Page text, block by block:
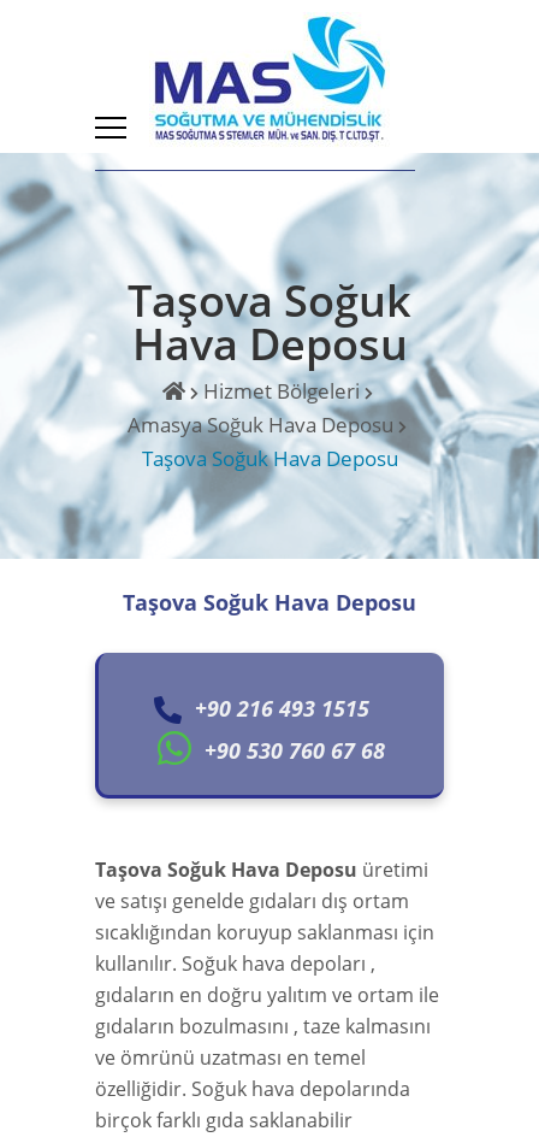
Taşova Soğuk
Hava Deposu
Hizmet Bölgeleri
Amasya Soğuk Hava Deposu
Taşova Soğuk Hava Deposu
Taşova Soğuk Hava Deposu
+90 216 493 1515
+90 530 760 67 68
Taşova Soğuk Hava Deposu üretimi
ve satışı genelde gıdaları dış ortam
sıcaklığından koruyup saklanması için
kullanılır. Soğuk hava depoları ,
gıdaların en doğru yalıtım ve ortam ile
gıdaların bozulmasını , taze kalmasını
ve ömrünü uzatması en temel
özelliğidir. Soğuk hava depolarında
birçok farklı gıda saklanabilir